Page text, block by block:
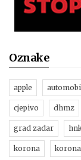
Oznake
apple
cjepivo dhmz
grad zadar
korona